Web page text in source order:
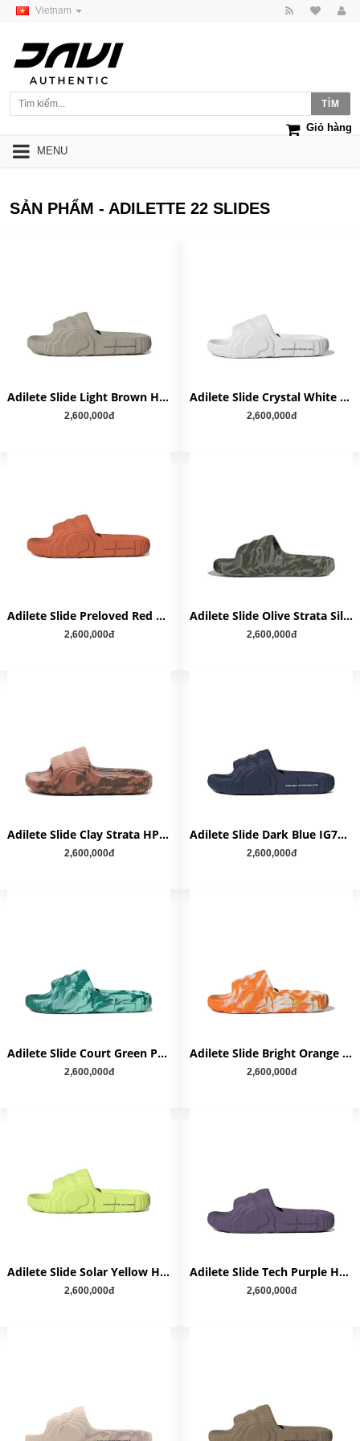
Vietnam
Giỏ hàng
MENU
SẢN PHẨM - ADILETTE 22 SLIDES
Adilete Slide Light Brown HQ4670
2,600,000đ
Adilete Slide Crystal White HQ4672
2,600,000đ
Adilete Slide Preloved Red HQ4671
2,600,000đ
Adilete Slide Olive Strata Silver Green HP6517
2,600,000đ
Adilete Slide Clay Strata HP6518
2,600,000đ
Adilete Slide Dark Blue IG7497
2,600,000đ
Adilete Slide Court Green Pulse Mint IE7725
2,600,000đ
Adilete Slide Bright Orange IE7724
2,600,000đ
Adilete Slide Solar Yellow HP6523
2,600,000đ
Adilete Slide Tech Purple HP6524
2,600,000đ